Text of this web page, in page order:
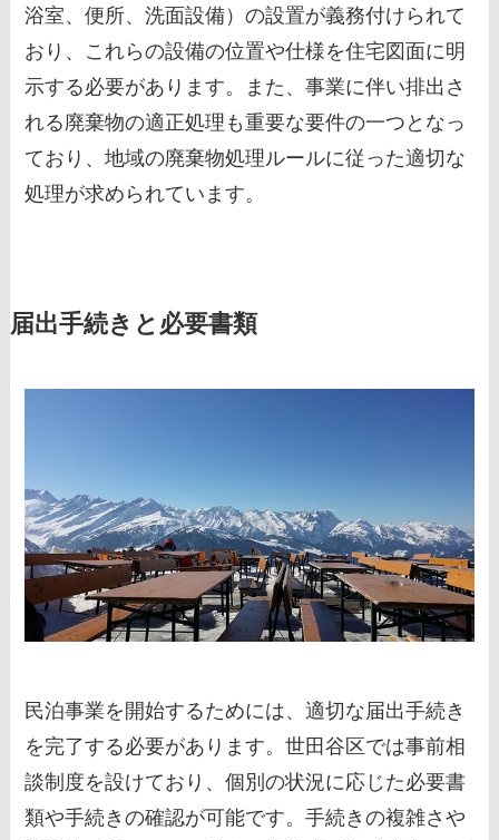
浴室、便所、洗面設備）の設置が義務付けられて
おり、これらの設備の位置や仕様を住宅図面に明
示する必要があります。また、事業に伴い排出さ
れる廃棄物の適正処理も重要な要件の一つとなっ
ており、地域の廃棄物処理ルールに従った適切な
処理が求められています。
届出手続きと必要書類
民泊事業を開始するためには、適切な届出手続き
を完了する必要があります。世田谷区では事前相
談制度を設けており、個別の状況に応じた必要書
類や手続きの確認が可能です。手続きの複雑さや